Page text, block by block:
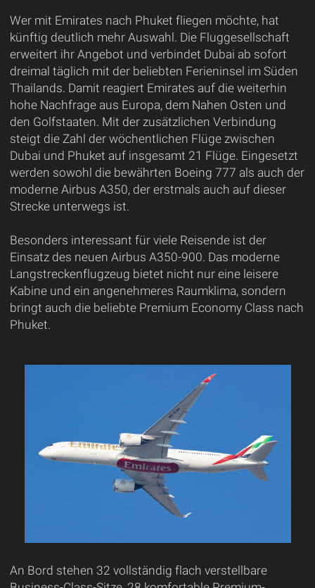
Wer mit Emirates nach Phuket fliegen möchte, hat
künftig deutlich mehr Auswahl. Die Fluggesellschaft
erweitert ihr Angebot und verbindet Dubai ab sofort
dreimal täglich mit der beliebten Ferieninsel im Süden
Thailands. Damit reagiert Emirates auf die weiterhin
hohe Nachfrage aus Europa, dem Nahen Osten und
den Golfstaaten. Mit der zusätzlichen Verbindung
steigt die Zahl der wöchentlichen Flüge zwischen
Dubai und Phuket auf insgesamt 21 Flüge. Eingesetzt
werden sowohl die bewährten Boeing 777 als auch der
moderne Airbus A350, der erstmals auch auf dieser
Strecke unterwegs ist.
Besonders interessant für viele Reisende ist der
Einsatz des neuen Airbus A350-900. Das moderne
Langstreckenflugzeug bietet nicht nur eine leisere
Kabine und ein angenehmeres Raumklima, sondern
bringt auch die beliebte Premium Economy Class nach
Phuket.
An Bord stehen 32 vollständig flach verstellbare